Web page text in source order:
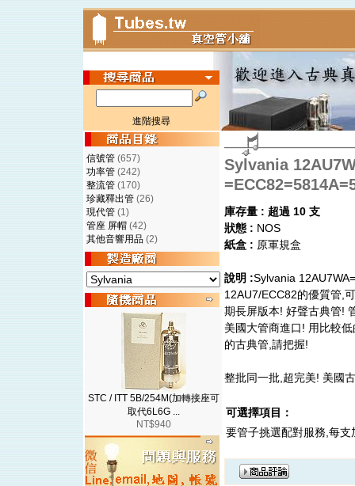
進階搜尋
信號管 (657)
功率管 (242)
整流管 (170)
珍藏釋出管 (26)
現代管 (1)
管座 屏帽 (42)
其他音響用品 (2)
STC / ITT 5B/254M(加轉接座可
取代6L6G ...
NT$940
Sylvania
庫存量 : 超過 10 支
狀態 : NOS
紙盒 : 原軍規盒
說明 :Sylvania
12AU7/ECC82的優質管,
期長屏版本! 好聲古典管!
美國大管商進口! 用比較
的古典管,請把握!
整批同一批,超完美! 美國
可選擇項目：
要管子挑選配對服務,每支